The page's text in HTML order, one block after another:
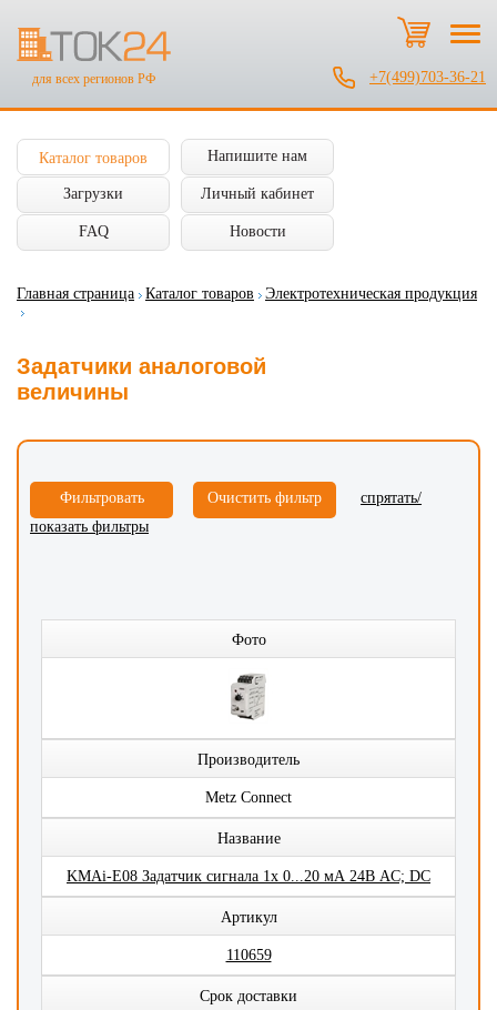
для всех регионов РФ +7(499)703-36-21
Каталог товаров Напишите нам
Загрузки Личный кабинет
FAQ Новости
Главная страница Каталог товаров Электротехническая продукция
Задатчики аналоговой
величины
спрятать/
показать фильтры
Фото
Производитель
Metz Connect
Название
KMAi-E08 Задатчик сигнала 1x 0...20 мА 24В AC; DC
Артикул
110659
Срок доставки